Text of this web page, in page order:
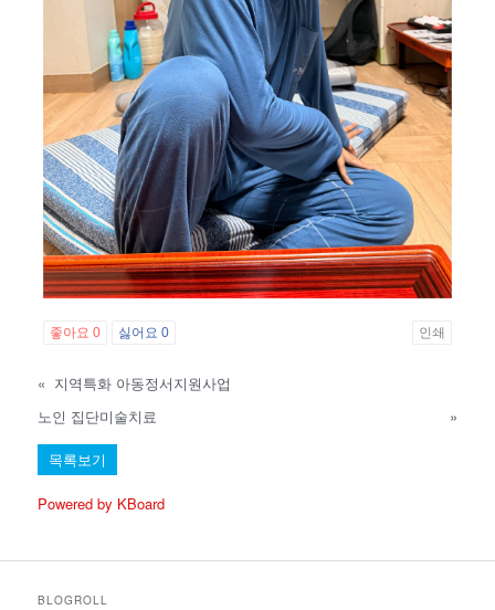
좋아요0 싫어요0 인쇄
« 지역특화 아동정서지원사업
노인 집단미술치료
»
목록보기
Powered by KBoard
BLOGROLL